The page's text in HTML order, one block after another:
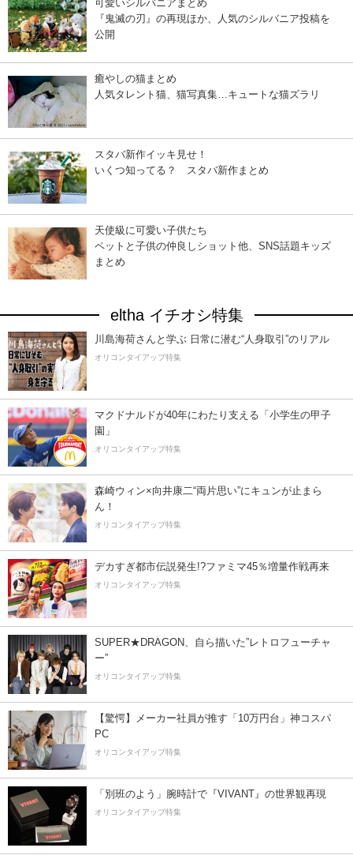
可愛いシルバニアまとめ
『鬼滅の刃』の再現ほか、人気のシルバニア投稿を
公開
癒やしの猫まとめ
人気タレント猫、猫写真集…キュートな猫ズラリ
スタバ新作イッキ見せ！
いくつ知ってる？ スタバ新作まとめ
天使級に可愛い子供たち
ペットと子供の仲良しショット他、SNS話題キッズ
まとめ
eltha イチオシ特集
川島海荷さんと学ぶ 日常に潜む“人身取引”のリアル
オリコンタイアップ特集
マクドナルドが40年にわたり支える「小学生の甲子
園」
オリコンタイアップ特集
森崎ウィン×向井康二“両片思い”にキュンが止まら
ん！
オリコンタイアップ特集
デカすぎ都市伝説発生!?ファミマ45％増量作戦再来
オリコンタイアップ特集
SUPER★DRAGON、自ら描いた”レトロフューチャ
ー”
オリコンタイアップ特集
【驚愕】メーカー社員が推す「10万円台」神コスパ
PC
オリコンタイアップ特集
「別班のよう」腕時計で『VIVANT』の世界観再現
オリコンタイアップ特集